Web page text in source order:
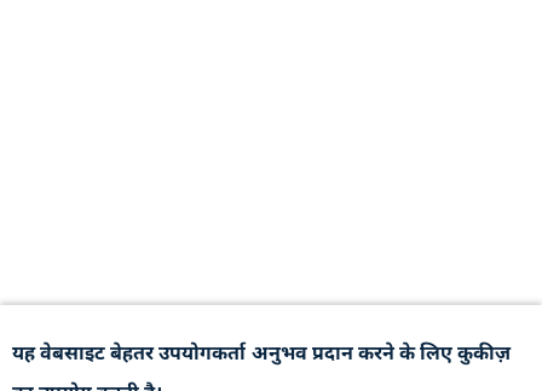
यह वेबसाइट बेहतर उपयोगकर्ता अनुभव प्रदान करने के लिए कुकीज़